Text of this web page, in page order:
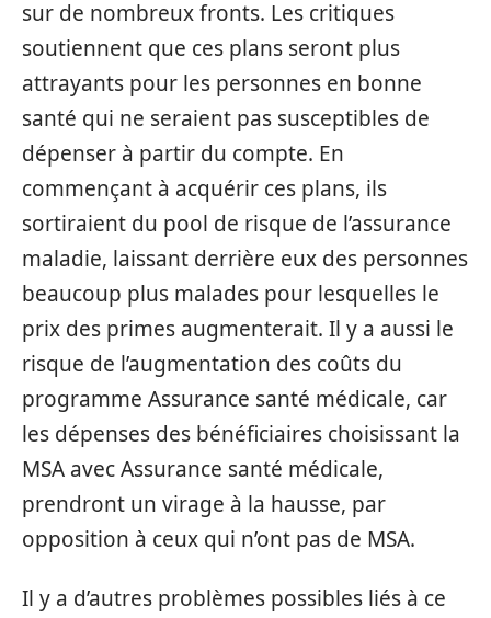
sur de nombreux fronts. Les critiques
soutiennent que ces plans seront plus
attrayants pour les personnes en bonne
santé qui ne seraient pas susceptibles de
dépenser à partir du compte. En
commençant à acquérir ces plans, ils
sortiraient du pool de risque de l’assurance
maladie, laissant derrière eux des personnes
beaucoup plus malades pour lesquelles le
prix des primes augmenterait. Il y a aussi le
risque de l’augmentation des coûts du
programme Assurance santé médicale, car
les dépenses des bénéficiaires choisissant la
MSA avec Assurance santé médicale,
prendront un virage à la hausse, par
opposition à ceux qui n’ont pas de MSA.
Il y a d’autres problèmes possibles liés à ce